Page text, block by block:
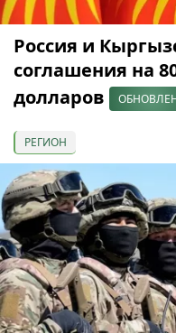
Россия и
соглашения на
долларов
РЕГИОН